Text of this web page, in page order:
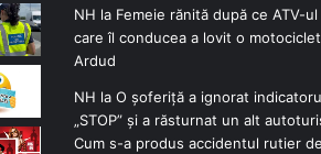
NH la Femeie rănită după ce ATV-ul
care îl conducea a lovit o
Ardud
NH la O șoferiță a ignorat
„STOP” și a răsturnat un alt
Cum s-a produs accidentul rutier